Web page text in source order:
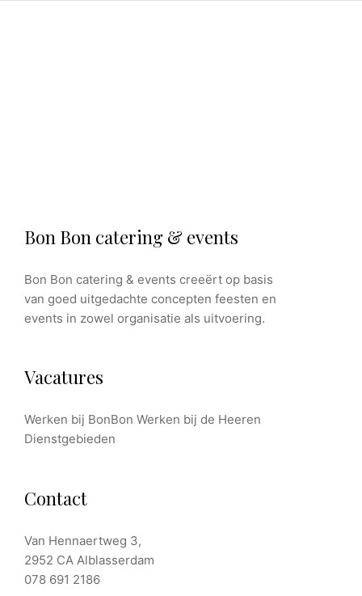
Bon Bon catering & events
Bon Bon catering & events creeërt op basis
van goed uitgedachte concepten feesten en
events in zowel organisatie als uitvoering.
Vacatures
Werken bij BonBon Werken bij de Heeren
Dienstgebieden
Contact
Van Hennaertweg 3,
2952 CA Alblasserdam
078 691 2186